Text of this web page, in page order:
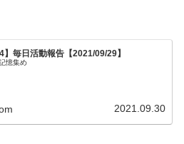
】毎日活動報告【2021/09/29】
憶集め
2021.09.30